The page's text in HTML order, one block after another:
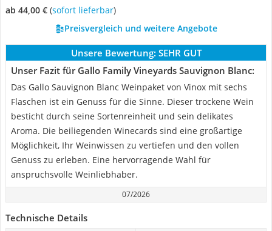
ab 44,00 € ( Sofort lieferbar)
Preisvergleich und weitere Angebote
Unsere Bewertung: SEHR GUT
Unser Fazit für Gallo Family Vineyards Sauvignon Blanc:
Das Gallo Sauvignon Blanc Weinpaket von Vinox mit sechs
Flaschen ist ein Genuss für die Sinne. Dieser trockene Wein
besticht durch seine Sortenreinheit und sein delikates
Aroma. Die beiliegenden Winecards sind eine großartige
Möglichkeit, Ihr Weinwissen zu vertiefen und den vollen
Genuss zu erleben. Eine hervorragende Wahl für
anspruchsvolle Weinliebhaber.
07/2026
Technische Details